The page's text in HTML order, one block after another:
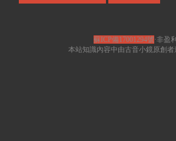
蘇ICP備17001294號·非盈
本站知識內容中由古音小鏡原創